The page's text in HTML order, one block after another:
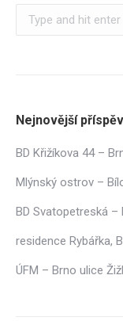
Search:
Nejnovější
BD Křižíkova 44 –
Mlýnský ostrov –
BD Svatopetreská –
residence Rybářka,
ÚFM – Brno ulice